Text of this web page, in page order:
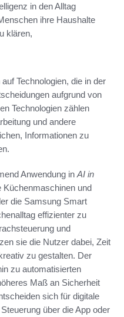
in den Alltag
ihre Haushalte
klären,
Technologien, die in der
aufgrund von
Technologien zählen
und andere
Informationen zu
Anwendung in AI in
Küchenmaschinen und
die Samsung Smart
effizienter zu
und
sie die Nutzer dabei, Zeit
zu gestalten. Der
zu automatisierten
Maß an Sicherheit
sich für digitale
über die App oder